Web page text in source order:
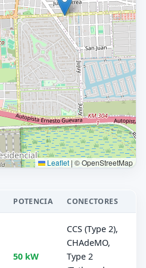
Leaflet | © OpenStreetMap
POTENCIA CONECTORES
50 kW
CCS (Type 2),
CHAdeMO,
Type 2